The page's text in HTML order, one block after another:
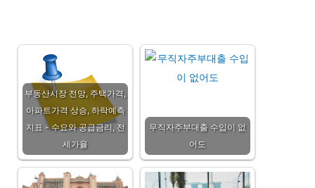
부동산시장 전망, 주택가격,
아파트가격 상승, 하락예측
지표 - 수요와 공급금리, 전
세가율
무직자주부대출 수입이 없
어도